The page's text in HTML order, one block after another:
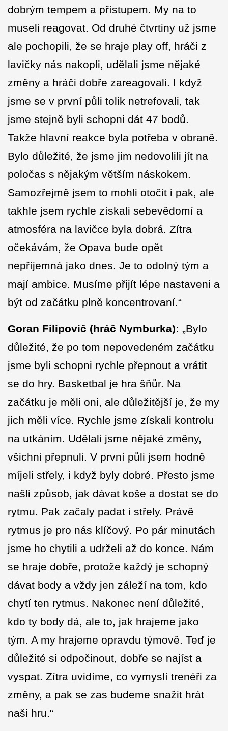
dobrým tempem a přístupem. My na to
museli reagovat. Od druhé čtvrtiny už jsme
ale pochopili, že se hraje play off, hráči z
lavičky nás nakopli, udělali jsme nějaké
změny a hráči dobře zareagovali. I když
jsme se v první půli tolik netrefovali, tak
jsme stejně byli schopni dát 47 bodů.
Takže hlavní reakce byla potřeba v obraně.
Bylo důležité, že jsme jim nedovolili jít na
poločas s nějakým větším náskokem.
Samozřejmě jsem to mohli otočit i pak, ale
takhle jsem rychle získali sebevědomí a
atmosféra na lavičce byla dobrá. Zítra
očekávám, že Opava bude opět
nepříjemná jako dnes. Je to odolný tým a
mají ambice. Musíme přijít lépe nastaveni a
být od začátku plně koncentrovaní.“
Goran Filipovič (hráč Nymburka): „Bylo
důležité, že po tom nepovedeném začátku
jsme byli schopni rychle přepnout a vrátit
se do hry. Basketbal je hra šňůr. Na
začátku je měli oni, ale důležitější je, že my
jich měli více. Rychle jsme získali kontrolu
na utkáním. Udělali jsme nějaké změny,
všichni přepnuli. V první půli jsem hodně
míjeli střely, i když byly dobré. Přesto jsme
našli způsob, jak dávat koše a dostat se do
rytmu. Pak začaly padat i střely. Právě
rytmus je pro nás klíčový. Po pár minutách
jsme ho chytili a udrželi až do konce. Nám
se hraje dobře, protože každý je schopný
dávat body a vždy jen záleží na tom, kdo
chytí ten rytmus. Nakonec není důležité,
kdo ty body dá, ale to, jak hrajeme jako
tým. A my hrajeme opravdu týmově. Teď je
důležité si odpočinout, dobře se najíst a
vyspat. Zítra uvidíme, co vymyslí trenéři za
změny, a pak se zas budeme snažit hrát
naši hru.“